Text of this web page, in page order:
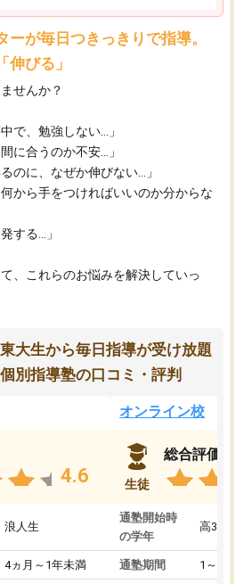
ーが毎日つきっきりで指導。
伸びる」
せんか？
で、勉強しない…」
に合うのか不安…」
のに、なぜか伸びない…」
何から手をつければいいのか分からな
する…」
、これらのお悩みを解決していっ
大生から毎日指導が受け放題
別指導塾の口コミ・評判
4.6
浪人生
4ヵ月～1年未満
オンライン校
生徒
総合評価
通塾開始時
の学年
高3
通塾期間 1～3ヵ月